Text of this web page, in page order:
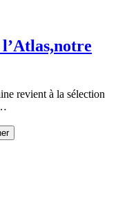
revient à la sélection